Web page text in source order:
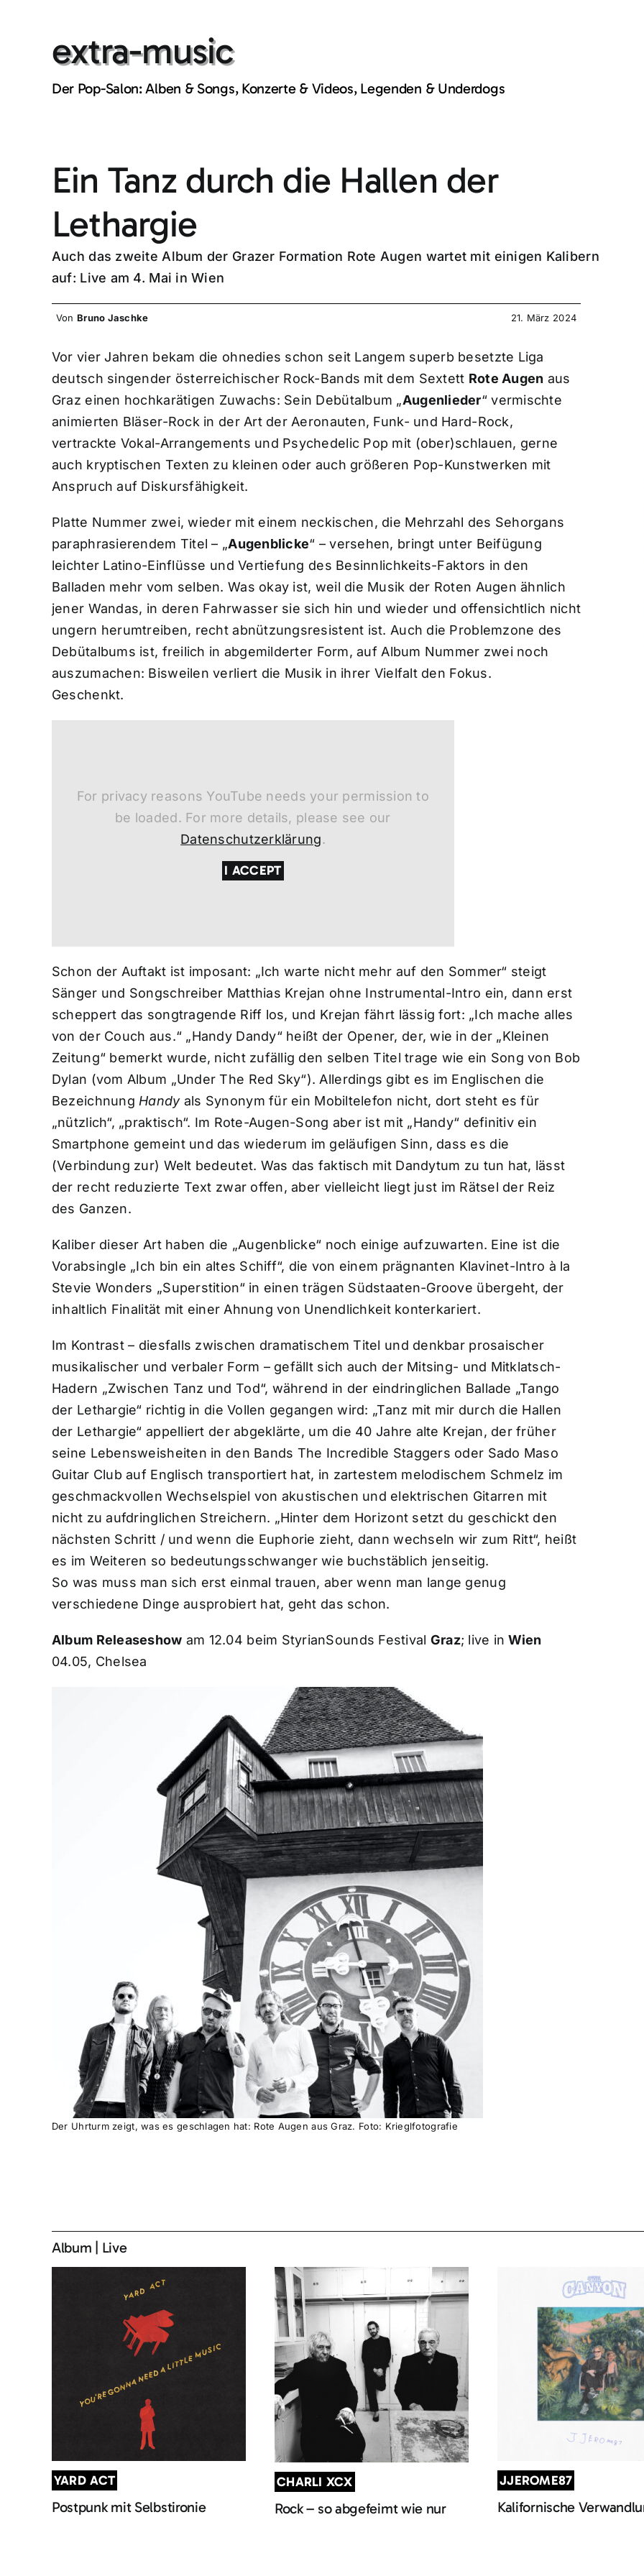
extra-music
Der Pop-Salon: Alben & Songs, Konzerte & Videos, Legenden & Underdogs
Ein Tanz durch die Hallen der
Lethargie
Auch das zweite Album der Grazer Formation Rote Augen wartet mit einigen Kalibern
auf: Live am 4. Mai in Wien
VonBruno Jaschke 21. März 2024
Vor vier Jahren bekam die ohnedies schon seit Langem superb besetzte Liga
deutsch singender österreichischer Rock-Bands mit dem Sextett Rote Augen aus
Graz einen hochkarätigen Zuwachs: Sein Debütalbum „Augenlieder“ vermischte
animierten Bläser-Rock in der Art der Aeronauten, Funk- und Hard-Rock,
vertrackte Vokal-Arrangements und Psychedelic Pop mit (ober)schlauen, gerne
auch kryptischen Texten zu kleinen oder auch größeren Pop-Kunstwerken mit
Anspruch auf Diskursfähigkeit.
Platte Nummer zwei, wieder mit einem neckischen, die Mehrzahl des Sehorgans
paraphrasierendem Titel – „Augenblicke“ – versehen, bringt unter Beifügung
leichter Latino-Einflüsse und Vertiefung des Besinnlichkeits-Faktors in den
Balladen mehr vom selben. Was okay ist, weil die Musik der Roten Augen ähnlich
jener Wandas, in deren Fahrwasser sie sich hin und wieder und offensichtlich nicht
ungern herumtreiben, recht abnützungsresistent ist. Auch die Problemzone des
Debütalbums ist, freilich in abgemilderter Form, auf Album Nummer zwei noch
auszumachen: Bisweilen verliert die Musik in ihrer Vielfalt den Fokus.
Geschenkt.
For privacy reasons YouTube needs your permission to
be loaded. For more details, please see our
Datenschutzerklärung.
I ACCEPT
Schon der Auftakt ist imposant: „Ich warte nicht mehr auf den Sommer“ steigt
Sänger und Songschreiber Matthias Krejan ohne Instrumental-Intro ein, dann erst
scheppert das songtragende Riff los, und Krejan fährt lässig fort: „Ich mache alles
von der Couch aus.“ „Handy Dandy“ heißt der Opener, der, wie in der „Kleinen
Zeitung“ bemerkt wurde, nicht zufällig den selben Titel trage wie ein Song von Bob
Dylan (vom Album „Under The Red Sky“). Allerdings gibt es im Englischen die
Bezeichnung Handyals Synonym für ein Mobiltelefon nicht, dort steht es für
„nützlich“, „praktisch“. Im Rote-Augen-Song aber ist mit „Handy“ definitiv ein
Smartphone gemeint und das wiederum im geläufigen Sinn, dass es die
(Verbindung zur) Welt bedeutet. Was das faktisch mit Dandytum zu tun hat, lässt
der recht reduzierte Text zwar offen, aber vielleicht liegt just im Rätsel der Reiz
des Ganzen.
Kaliber dieser Art haben die „Augenblicke“ noch einige aufzuwarten. Eine ist die
Vorabsingle „Ich bin ein altes Schiff“, die von einem prägnanten Klavinet-Intro à la
Stevie Wonders „Superstition“ in einen trägen Südstaaten-Groove übergeht, der
inhaltlich Finalität mit einer Ahnung von Unendlichkeit konterkariert.
Im Kontrast – diesfalls zwischen dramatischem Titel und denkbar prosaischer
musikalischer und verbaler Form – gefällt sich auch der Mitsing- und Mitklatsch-
Hadern „Zwischen Tanz und Tod“, während in der eindringlichen Ballade „Tango
der Lethargie“ richtig in die Vollen gegangen wird: „Tanz mit mir durch die Hallen
der Lethargie“ appelliert der abgeklärte, um die 40 Jahre alte Krejan, der früher
seine Lebensweisheiten in den Bands The Incredible Staggers oder Sado Maso
Guitar Club auf Englisch transportiert hat, in zartestem melodischem Schmelz im
geschmackvollen Wechselspiel von akustischen und elektrischen Gitarren mit
nicht zu aufdringlichen Streichern. „Hinter dem Horizont setzt du geschickt den
nächsten Schritt / und wenn die Euphorie zieht, dann wechseln wir zum Ritt“, heißt
es im Weiteren so bedeutungsschwanger wie buchstäblich jenseitig.
So was muss man sich erst einmal trauen, aber wenn man lange genug
verschiedene Dinge ausprobiert hat, geht das schon.
Album Releaseshow am 12.04 beim StyrianSounds Festival Graz; live in Wien
04.05, Chelsea
Der Uhrturm zeigt, was es geschlagen hat: Rote Augen aus Graz. Foto: Krieglfotografie
Album Live
YARD ACT
Postpunk mit Selbstironie
CHARLI XCX
Rock – so abgefeimt wie nur
JJEROME87
Kalifornische